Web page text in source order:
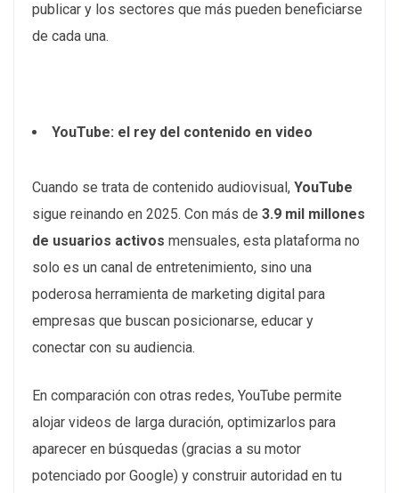
publicar y los sectores que más pueden beneficiarse
de cada una.​
YouTube: el rey del contenido en video
Cuando se trata de contenido audiovisual, YouTube
sigue reinando en 2025. Con más de 3.9 mil millones
de usuarios activos mensuales, esta plataforma no
solo es un canal de entretenimiento, sino una
poderosa herramienta de marketing digital para
empresas que buscan posicionarse, educar y
conectar con su audiencia.
En comparación con otras redes, YouTube permite
alojar videos de larga duración, optimizarlos para
aparecer en búsquedas (gracias a su motor
potenciado por Google) y construir autoridad en tu